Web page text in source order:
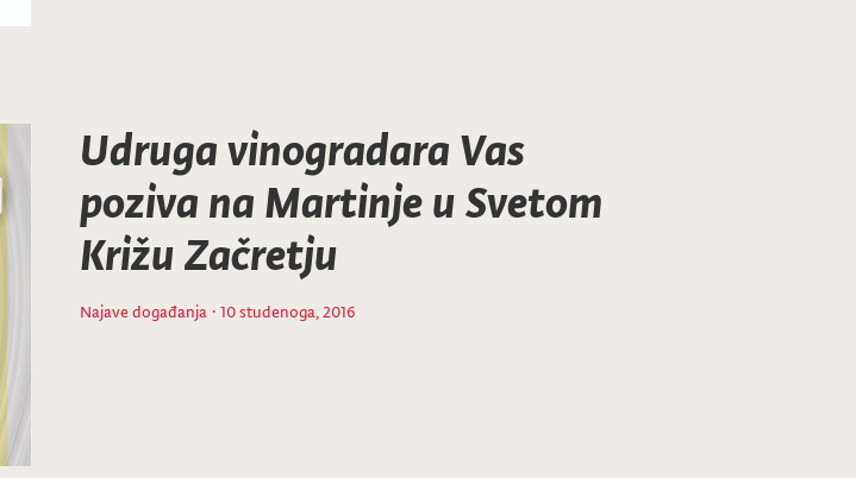
Udruga vinogradara Vas
poziva na Martinje u Svetom
Križu Začretju
Najave događanja · 10 studenoga, 2016